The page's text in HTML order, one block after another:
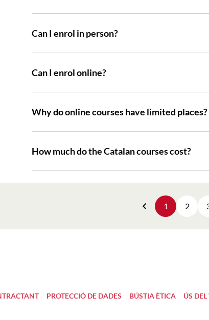
Can I enrol in person?
Can I enrol online?
Why do online courses have limited places?
How much do the Catalan courses cost?
Previous
1 2
PROTECCIÓ DE DADES BÚSTIA ÈTICA ÚS